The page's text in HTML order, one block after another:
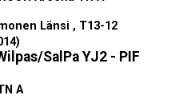
Länsi , T13-12
SalPa YJ2 - PIF
A